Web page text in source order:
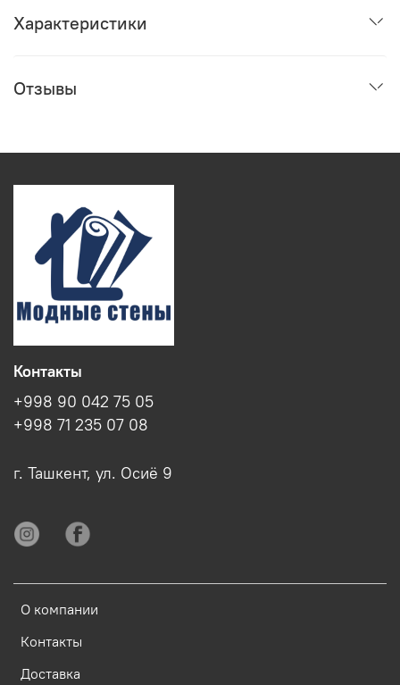
Характеристики
Отзывы
О компании
Контакты
Доставка
Контакты
+998 90 042 75 05
+998 71 235 07 08
г. Ташкент, ул. Осиё 9